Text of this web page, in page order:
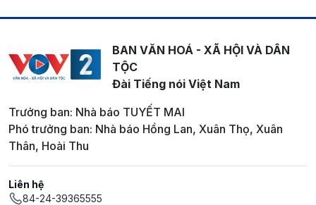
BAN VĂN HOÁ - XÃ HỘI VÀ DÂN
TỘC
Đài Tiếng nói Việt Nam
Trưởng ban: Nhà báo TUYẾT MAI
Phó trưởng ban: Nhà báo Hồng Lan, Xuân Thọ, Xuân
Thân, Hoài Thu
Liên hệ
84-24-39365555